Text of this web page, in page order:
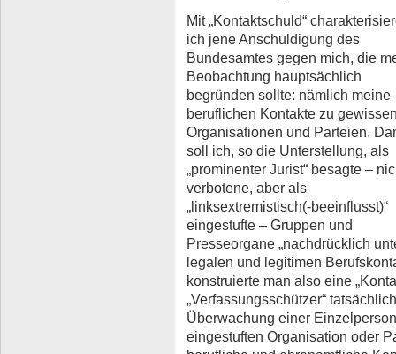
Mit „Kontaktschuld“
ich jene Anschuldigung des
Bundesamtes gegen mich, die
Beobachtung hauptsächlich
begründen sollte: nämlich meine
beruflichen Kontakte zu
Organisationen und Parteien.
soll ich, so die Unterstellung, als
„prominenter Jurist“ besagte –
verbotene, aber als
„linksextremistisch(-beeinflusst)“
eingestufte – Gruppen und
Presseorgane „nachdrücklich
legalen und legitimen
konstruierte man also eine
„Verfassungsschützer“
Überwachung einer
eingestuften Organisation oder